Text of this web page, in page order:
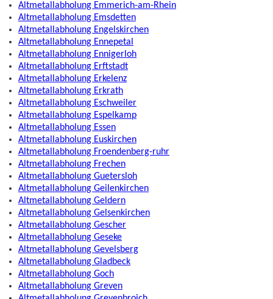
Altmetallabholung Emmerich-am-Rhein
Altmetallabholung Emsdetten
Altmetallabholung Engelskirchen
Altmetallabholung Ennepetal
Altmetallabholung Ennigerloh
Altmetallabholung Erftstadt
Altmetallabholung Erkelenz
Altmetallabholung Erkrath
Altmetallabholung Eschweiler
Altmetallabholung Espelkamp
Altmetallabholung Essen
Altmetallabholung Euskirchen
Altmetallabholung Froendenberg-ruhr
Altmetallabholung Frechen
Altmetallabholung Guetersloh
Altmetallabholung Geilenkirchen
Altmetallabholung Geldern
Altmetallabholung Gelsenkirchen
Altmetallabholung Gescher
Altmetallabholung Geseke
Altmetallabholung Gevelsberg
Altmetallabholung Gladbeck
Altmetallabholung Goch
Altmetallabholung Greven